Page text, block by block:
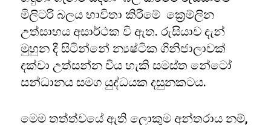
මිලිටරි බලය භාවිතා කිරීමේ ක්‍රෙම්ලින
උත්සාහය අසාර්ථක වි ඇත. රුසියාව දැන්
මුහුන දී සිටින්නේ න්‍යෂ්ටික ගිනිජාලාවක්
දක්වා උත්සන්න විය හැකි සමස්ත නේටෝ
සන්ධානය සමග යුද්ධයක දසුනකටය.
මෙම තත්ත්‍වයේ ඇති ලොකුම අන්තරාය නම්,